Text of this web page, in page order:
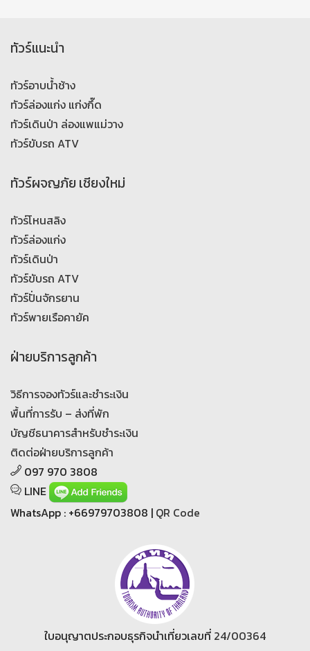
ทัวร์แนะนำ
ทัวร์อาบน้ำช้าง
ทัวร์ล่องแก่ง แก่งกึ๊ด
ทัวร์เดินป่า ล่องแพแม่วาง
ทัวร์ขับรถ ATV
ทัวร์ผจญภัย เชียงใหม่
ทัวร์โหนสลิง
ทัวร์ล่องแก่ง
ทัวร์เดินป่า
ทัวร์ขับรถ ATV
ทัวร์ปั่นจักรยาน
ทัวร์พายเรือคายัค
ฝ่ายบริการลูกค้า
วิธีการจองทัวร์และชำระเงิน
พื้นที่การรับ – ส่งที่พัก
บัญชีธนาคารสำหรับชำระเงิน
ติดต่อฝ่ายบริการลูกค้า
097 970 3808
LINE
WhatsApp : +66979703808 | QR Code
ใบอนุญาตประกอบธุรกิจนำเที่ยวเลขที่ 24/00364